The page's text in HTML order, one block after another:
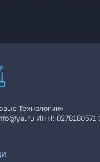
Технологии»
ИНН: 0278180571